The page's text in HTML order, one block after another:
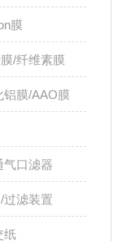
膜
/纤维素膜
铝膜/AAO膜
气口滤器
过滤装置
纸